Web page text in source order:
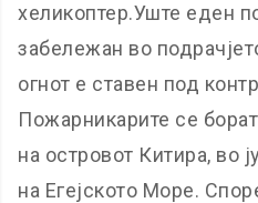
хеликоптер.Уште еден
забележан во
огнот е ставен под
Пожарникарите се
на островот Китира, во
на Егејското Море.